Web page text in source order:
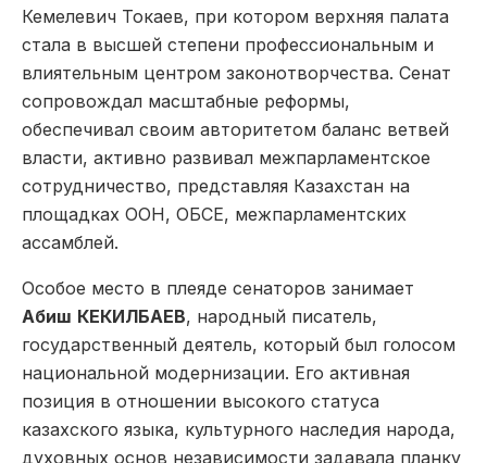
Кемелевич Токаев, при котором верхняя палата
стала в высшей степени профессиональным и
влиятельным центром законотворчества. Сенат
сопровождал масштабные реформы,
обеспечивал своим авторитетом баланс ветвей
власти, активно развивал межпарламентское
сотрудничество, представляя Казахстан на
площадках ООН, ОБСЕ, межпарламентских
ассамблей.
Особое место в плеяде сенаторов занимает
Абиш КЕКИЛБАЕВ, народный писатель,
государственный деятель, который был голосом
национальной модернизации. Его активная
позиция в отношении высокого статуса
казахского языка, культурного наследия народа,
духовных основ независимости задавала планку